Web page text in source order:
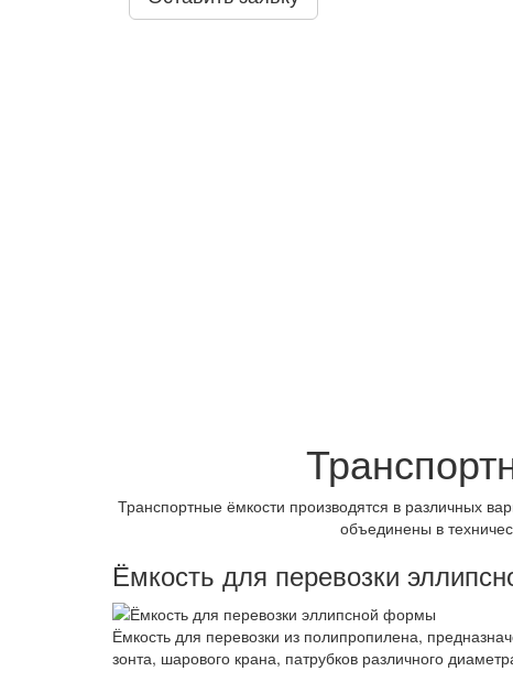
Транспортные ёмкости производятся в различных
объединены в
Ёмкость для перевозки
Ёмкость для перевозки из полипропилена,
зонта, шарового крана, патрубков различного